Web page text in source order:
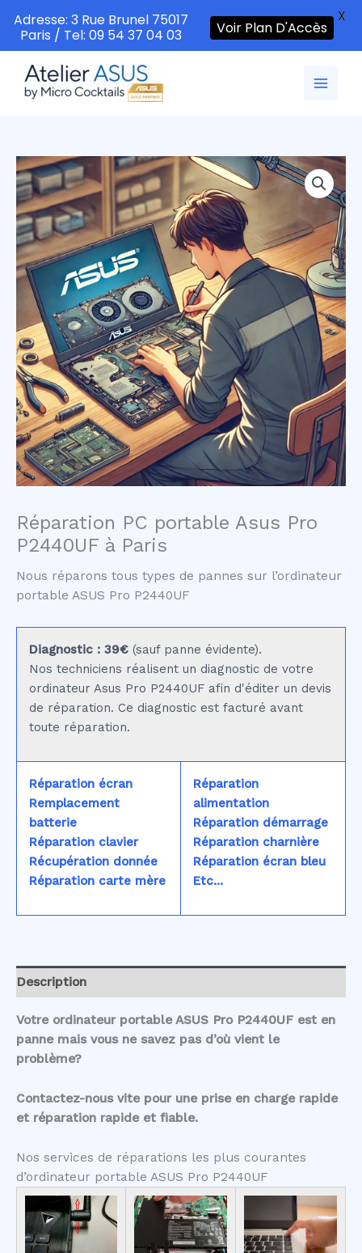
contenu
Réparation PC portable Asus Pro
P2440UF à Paris
Nous réparons tous types de pannes sur l’ordinateur
portable ASUS Pro P2440UF
Diagnostic : 39€ (sauf panne évidente).
Nos techniciens réalisent un diagnostic de votre
ordinateur Asus Pro P2440UF afin d'éditer un devis
de réparation. Ce diagnostic est facturé avant
toute réparation.
Réparation écran
Remplacement
batterie
Réparation clavier
Récupération donnée
Réparation carte mère
Réparation
alimentation
Réparation démarrage
Réparation charnière
Réparation écran bleu
Etc...
Description
Votre ordinateur portable ASUS Pro P2440UF est en
panne mais vous ne savez pas d’où vient le
problème?
Contactez-nous vite pour une prise en charge rapide
et réparation rapide et fiable.
Nos services de réparations les plus courantes
d’ordinateur portable ASUS Pro P2440UF
Adresse: 3 Rue Brunel 75017
Paris / Tel: 09 54 37 04 03
Voir Plan D'Accès
X